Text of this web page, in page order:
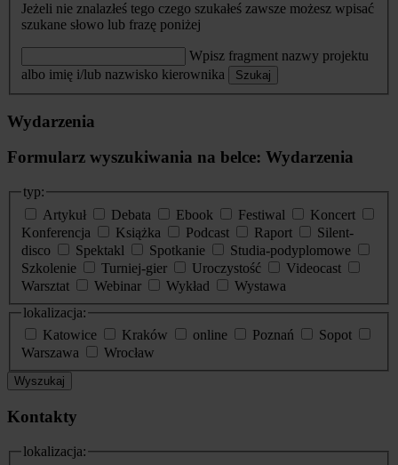
Jeżeli nie znalazłeś tego czego szukałeś zawsze możesz wpisać
szukane słowo lub frazę poniżej
Wpisz fragment nazwy projektu
albo imię i/lub nazwisko kierownika
Szukaj
Wydarzenia
Formularz wyszukiwania na belce: Wydarzenia
typ:
Artykuł
Debata Ebook Festiwal
Koncert
Konferencja
Książka Podcast Raport
Silent-
disco
Spektakl Spotkanie
Studia-podyplomowe
Szkolenie
Turniej-gier Uroczystość
Videocast
Warsztat
Webinar Wykład
Wystawa
lokalizacja:
Katowice
Kraków online Poznań
Sopot
Warszawa
Wrocław
Wyszukaj
Kontakty
lokalizacja: